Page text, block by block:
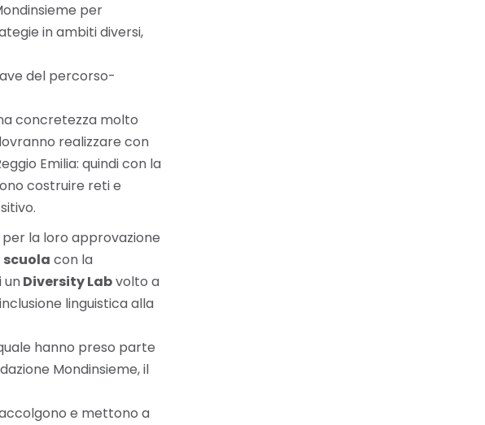
per
in ambiti diversi,
del percorso-
concretezza molto
realizzare con
Emilia: quindi con la
costruire reti e
la loro approvazione
con la
unDiversity Labvolto a
linguistica alla
hanno preso parte
Mondinsieme, il
e mettono a